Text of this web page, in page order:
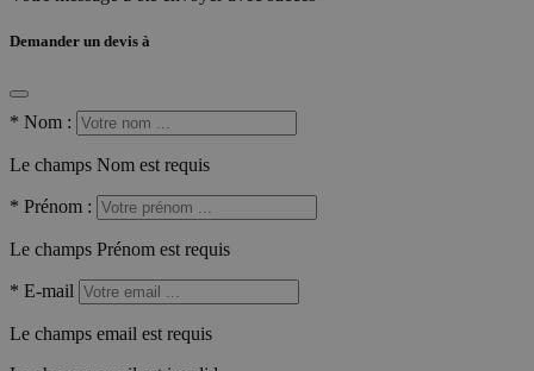
Demander un devis à
* Nom :
Le champs Nom est requis
* Prénom :
Le champs Prénom est requis
* E-mail
Le champs email est requis